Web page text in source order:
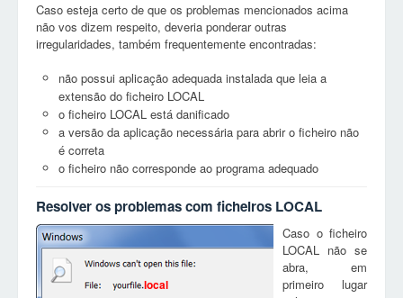
Caso esteja certo de que os problemas mencionados acima
não vos dizem respeito, deveria ponderar outras
irregularidades, também frequentemente encontradas:
não possui aplicação adequada instalada que leia a
extensão do ficheiro LOCAL
o ficheiro LOCAL está danificado
a versão da aplicação necessária para abrir o ficheiro não
é correta
o ficheiro não corresponde ao programa adequado
Resolver os problemas com ficheiros LOCAL
local
Caso o ficheiro
LOCAL não se
abra, em
primeiro lugar